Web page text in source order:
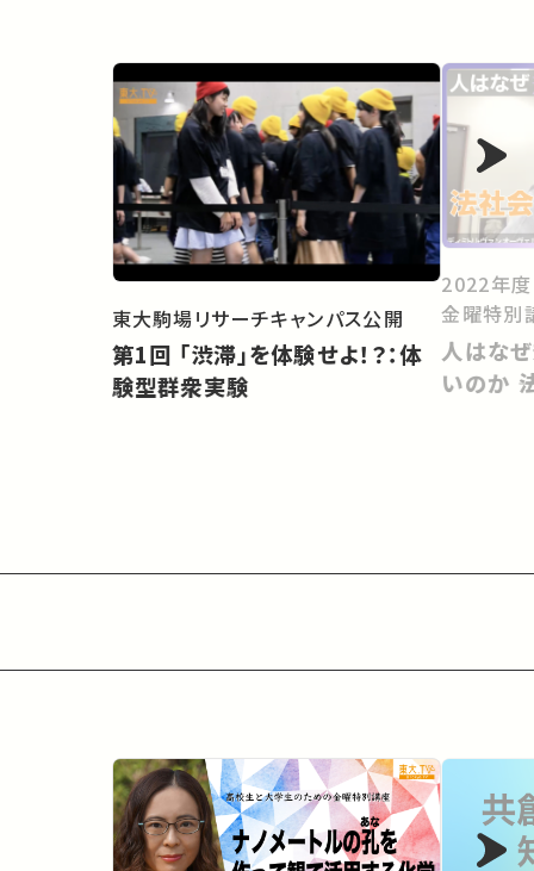
東大駒場リサーチキャンパス公開
第1回 「渋滞」を体験せよ！？：体
験型群衆実験
2022年度
金曜特別
人はな
いのか